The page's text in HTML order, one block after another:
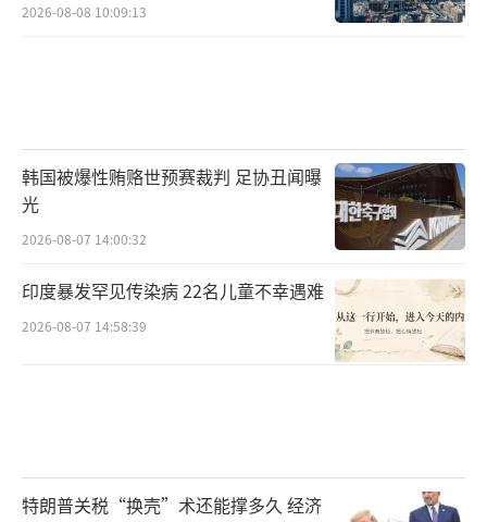
2026-08-08 10:09:13
韩国被爆性贿赂世预赛裁判 足协丑闻曝
光
2026-08-07 14:00:32
印度暴发罕见传染病 22名儿童不幸遇难
2026-08-07 14:58:39
特朗普关税“换壳”术还能撑多久 经济